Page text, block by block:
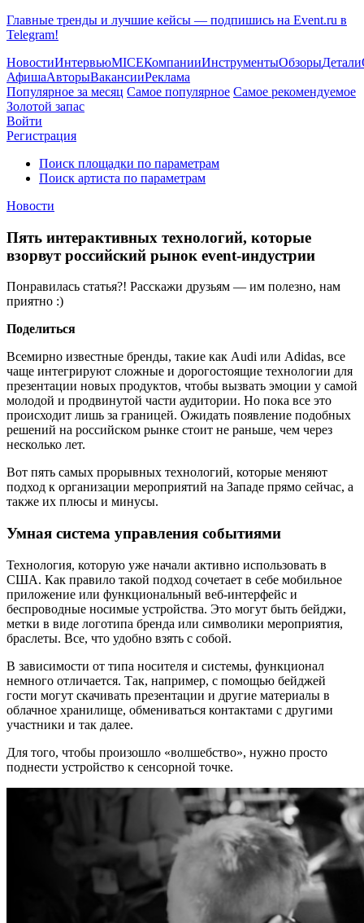
Главные тренды и лучшие кейсы — подпишись на Event.ru в
Telegram!
НовостиИнтервьюMICEКомпанииИнструментыОбзорыДетали
АфишаАвторыВакансииРеклама
Популярное за месяц Самое популярное Самое рекомендуемое
Золотой запас
Войти
Регистрация
Поиск площадки по параметрам
Поиск артиста по параметрам
Новости
Пять интерактивных технологий, которые
взорвут российский рынок event-индустрии
Понравилась статья?! Расскажи друзьям — им полезно, нам
приятно :)
Поделиться
Всемирно известные бренды, такие как Audi или Adidas, все
чаще интегрируют сложные и дорогостоящие технологии для
презентации новых продуктов, чтобы вызвать эмоции у самой
молодой и продвинутой части аудитории. Но пока все это
происходит лишь за границей. Ожидать появление подобных
решений на российском рынке стоит не раньше, чем через
несколько лет.
Вот пять самых прорывных технологий, которые меняют
подход к организации мероприятий на Западе прямо сейчас, а
также их плюсы и минусы.
Умная система управления событиями
Технология, которую уже начали активно использовать в
США. Как правило такой подход сочетает в себе мобильное
приложение или функциональный веб-интерфейс и
беспроводные носимые устройства. Это могут быть бейджи,
метки в виде логотипа бренда или символики мероприятия,
браслеты. Все, что удобно взять с собой.
В зависимости от типа носителя и системы, функционал
немного отличается. Так, например, с помощью бейджей
гости могут скачивать презентации и другие материалы в
облачное хранилище, обмениваться контактами с другими
участники и так далее.
Для того, чтобы произошло «волшебство», нужно просто
поднести устройство к сенсорной точке.